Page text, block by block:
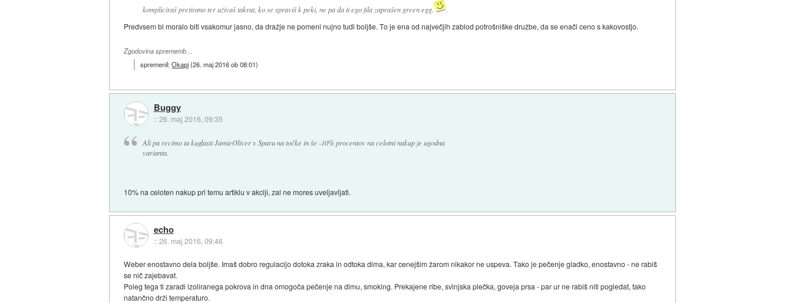
kompliciraš pretirano ter uživaš takrat, ko se spraviš k peki, ne pa da ti ego fila zaprašen green egg.
.
Predvsem bi moralo biti vsakomur jasno, da dražje ne pomeni nujno tudi boljše. To je ena od največjih zablod potrošniške družbe, da se enači ceno s kakovostjo.
Zgodovina sprememb…
spremenil:Okapi(26. maj 2016 ob 08:01)
Buggy
::26. maj 2016, 09:35
Ali pa recimo ta kuglasti JamieOliver v Sparu na točke in še -10% procentov na celotni nakup je ugodna
varianta.
10% na celoten nakup pri temu artiklu v akciji, zal ne mores uveljavljati.
echo
::26. maj 2016, 09:46
Weber enostavno dela boljše. Imaš dobro regulacijo dotoka zraka in odtoka dima, kar cenejšim žarom nikakor ne uspeva. Tako je pečenje gladko, enostavno - ne rabiš
se nič zajebavat.
Poleg tega ti zaradi izoliranega pokrova in dna omogoča pečenje na dimu, smoking. Prekajene ribe, svinjska plečka, goveja prsa - par ur ne rabiš niti pogledat, tako
natančno drži temperaturo.